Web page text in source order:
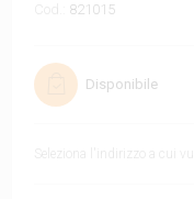
821015
Disponibile
Seleziona l'indirizzo a cui